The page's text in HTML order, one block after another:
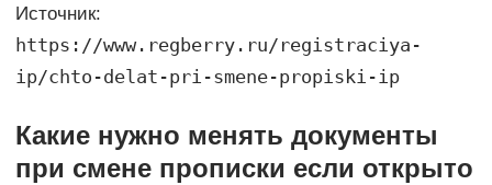
Источник:
https://www.regberry.ru/registraciya-
ip/chto-delat-pri-smene-propiski-ip
Какие нужно менять документы
при смене прописки если открыто